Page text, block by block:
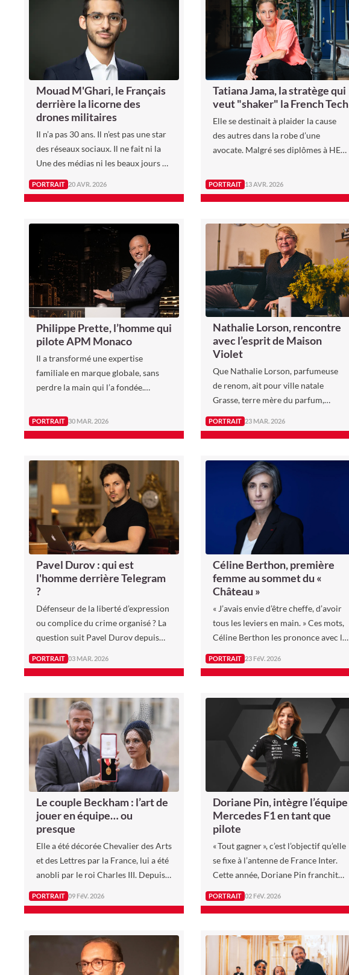
Mouad M'Ghari, le Français
derrière la licorne des
drones militaires
Il n’a pas 30 ans. Il n’est pas une star
des réseaux sociaux. Il ne fait ni la
Une des médias ni les beaux jours de
LinkedIn
PORTRAIT 20 AVR. 2026
Tatiana Jama, la stratège qui
veut "shaker" la French Tech
Elle se destinait à plaider la cause
des autres dans la robe d’une
avocate. Malgré ses diplômes à HEC
de l’éloquence n’était pas pour elle.
PORTRAIT 13 AVR. 2026
Philippe Prette, l’homme qui
pilote APM Monaco
Il a transformé une expertise
familiale en marque globale, sans
perdre la main qui l’a fondée.
d’Ariane Prette, sa mère, qui initie
en 1982 une aventure joaillière
identifiables du chic méditerranéen.
PORTRAIT 30 MAR. 2026
Nathalie Lorson, rencontre
avec l’esprit de Maison
Violet
Que Nathalie Lorson, parfumeuse
de renom, ait pour ville natale
Grasse, terre mère du parfum,
résonne comme un signe du destin.
Son impressionnante carrière, faite
grandes maisons, se poursuit auprès
de Maison Violet, maison de
parfumerie historique fondée en
1827 et réinterprétée en 2017 avec
la volonté de faire revivre un savoir-
faire d’exception.
PORTRAIT 23 MAR. 2026
Pavel Durov : qui est
l'homme derrière Telegram
?
Défenseur de la liberté d’expression
ou complice du crime organisé ? La
question suit Pavel Durov depuis
des années. Fondateur de VK, le
Facebook russe, puis de Telegram, la
les décombres de l’URSS a bâti deux
empires…
PORTRAIT 03 MAR. 2026
Céline Berthon, première
femme au sommet du «
Château »
« J’avais envie d’être cheffe, d’avoir
tous les leviers en main. » Ces mots,
Céline Berthon les prononce avec la
même détermination qui a guidé
toute sa carrière.
PORTRAIT 23 FéV. 2026
Le couple Beckham : l’art de
jouer en équipe… ou
presque
Elle a été décorée Chevalier des Arts
et des Lettres par la France, lui a été
anobli par le roi Charles III. Depuis
leur rencontre dans les années 90,
Victoria et David Beckham ont
milliard d’euros.
PORTRAIT 09 FéV. 2026
Doriane Pin, intègre l’équipe
Mercedes F1 en tant que
pilote
« Tout gagner », c’est l’objectif qu’elle
se fixe à l’antenne de France Inter.
Cette année, Doriane Pin franchit
une étape décisive de sa jeune
carrière en intégrant l’équipe
2026. Surnommée “Pocket Rocket”
pour sa vitesse et sa détermination,
PORTRAIT 02 FéV. 2026